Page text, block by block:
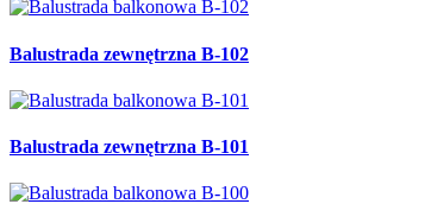
Balustrada zewnętrzna B-102
Balustrada zewnętrzna B-101